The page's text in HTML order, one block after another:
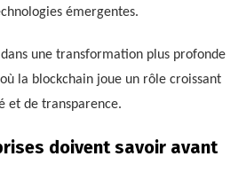
émergentes.
une transformation plus profonde
la blockchain joue un rôle croissant
et de transparence.
doivent savoir avant